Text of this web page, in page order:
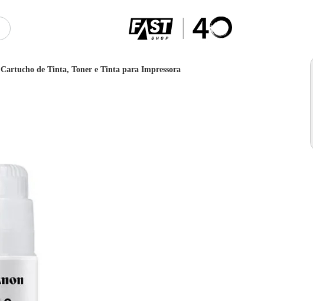
Cartucho de Tinta, Toner e Tinta para Impressora